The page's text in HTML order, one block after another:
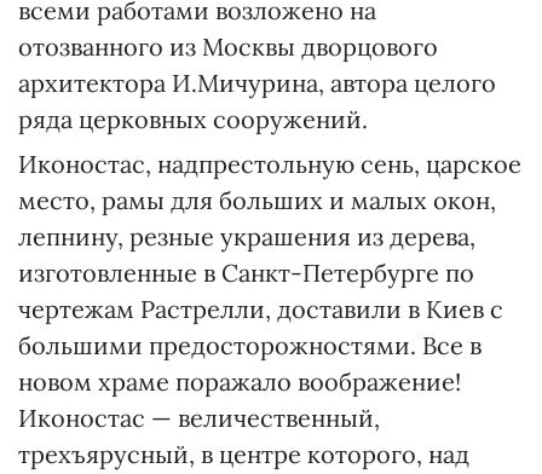
всеми работами возложено на
отозванного из Москвы дворцового
архитектора И.Мичурина, автора целого
ряда церковных сооружений.
Иконостас, надпрестольную сень, царское
место, рамы для больших и малых окон,
лепнину, резные украшения из дерева,
изготовленные в Санкт-Петербурге по
чертежам Растрелли, доставили в Киев с
большими предосторожностями. Все в
новом храме поражало воображение!
Иконостас — величественный,
трехъярусный, в центре которого, над